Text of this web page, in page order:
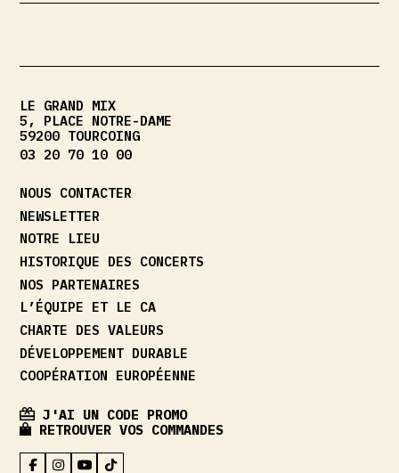
LE GRAND MIX
5, PLACE NOTRE-DAME
59200 TOURCOING
03 20 70 10 00
NOUS CONTACTER
NEWSLETTER
NOTRE LIEU
HISTORIQUE DES CONCERTS
NOS PARTENAIRES
L’ÉQUIPE ET LE CA
CHARTE DES VALEURS
DÉVELOPPEMENT DURABLE
COOPÉRATION EUROPÉENNE
J'AI UN CODE PROMO
RETROUVER VOS COMMANDES
FACEBOOKINSTAGRAM
YOUTUBETIKTOK